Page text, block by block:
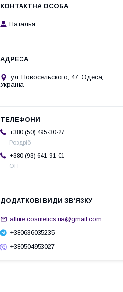
Наталья
ул. Новосельского, 47, Одеса,
Україна
+380 (50) 495-30-27
Роздріб
+380 (93) 641-91-01
ОПТ
allure.cosmetics.ua@gmail.com
+380636035235
+380504953027